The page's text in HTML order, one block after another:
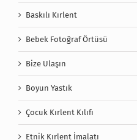
Baskılı Kırlent
Bebek Fotoğraf Örtüsü
Bize Ulaşın
Boyun Yastık
Çocuk Kırlent Kılıfı
Etnik Kırlent İmalatı